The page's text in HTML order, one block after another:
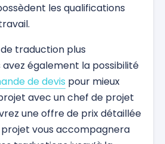
les qualifications
traduction plus
également la possibilité
de devis pour mieux
avec un chef de projet
une offre de prix détaillée
vous accompagnera